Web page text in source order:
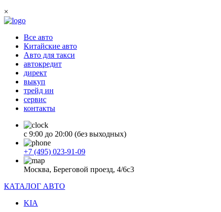
×
Все авто
Китайские авто
Авто для такси
автокредит
директ
выкуп
трейд ин
сервис
контакты
с 9:00 до 20:00 (без выходных)
+7 (495) 023-91-09
Москва, Береговой проезд, 4/6с3
КАТАЛОГ АВТО
KIA